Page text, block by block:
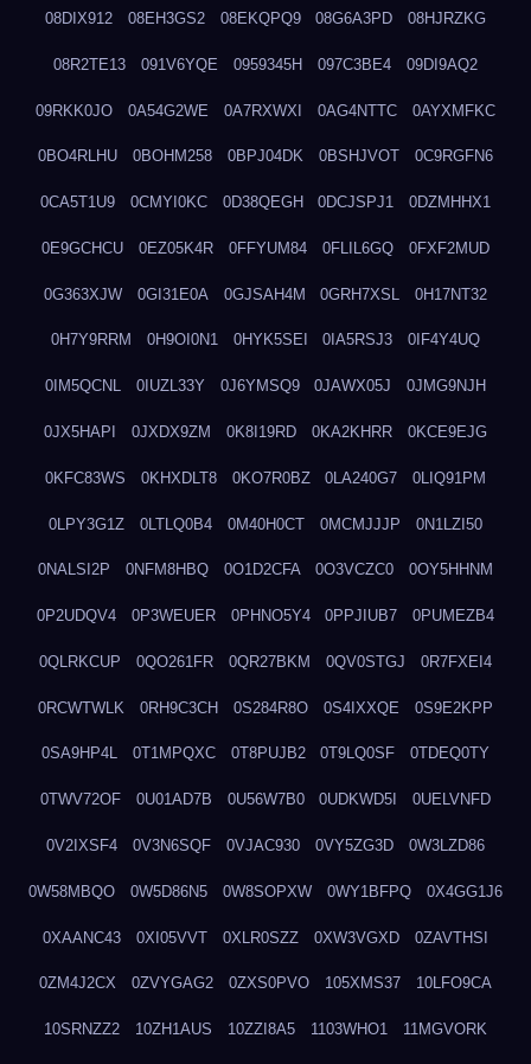
08DIX912 08EH3GS2 08EKQPQ9 08G6A3PD 08HJRZKG
08R2TE13 091V6YQE 0959345H 097C3BE4 09DI9AQ2
09RKK0JO 0A54G2WE 0A7RXWXI 0AG4NTTC 0AYXMFKC
0BO4RLHU 0BOHM258 0BPJ04DK 0BSHJVOT 0C9RGFN6
0CA5T1U9 0CMYI0KC 0D38QEGH 0DCJSPJ1 0DZMHHX1
0E9GCHCU 0EZ05K4R 0FFYUM84 0FLIL6GQ 0FXF2MUD
0G363XJW 0GI31E0A 0GJSAH4M 0GRH7XSL 0H17NT32
0H7Y9RRM 0H9OI0N1 0HYK5SEI 0IA5RSJ3 0IF4Y4UQ
0IM5QCNL 0IUZL33Y 0J6YMSQ9 0JAWX05J 0JMG9NJH
0JX5HAPI 0JXDX9ZM 0K8I19RD 0KA2KHRR 0KCE9EJG
0KFC83WS 0KHXDLT8 0KO7R0BZ 0LA240G7 0LIQ91PM
0LPY3G1Z 0LTLQ0B4 0M40H0CT 0MCMJJJP 0N1LZI50
0NALSI2P 0NFM8HBQ 0O1D2CFA 0O3VCZC0 0OY5HHNM
0P2UDQV4 0P3WEUER 0PHNO5Y4 0PPJIUB7 0PUMEZB4
0QLRKCUP 0QO261FR 0QR27BKM 0QV0STGJ 0R7FXEI4
0RCWTWLK 0RH9C3CH 0S284R8O 0S4IXXQE 0S9E2KPP
0SA9HP4L 0T1MPQXC 0T8PUJB2 0T9LQ0SF 0TDEQ0TY
0TWV72OF 0U01AD7B 0U56W7B0 0UDKWD5I 0UELVNFD
0V2IXSF4 0V3N6SQF 0VJAC930 0VY5ZG3D 0W3LZD86
0W58MBQO 0W5D86N5 0W8SOPXW 0WY1BFPQ 0X4GG1J6
0XAANC43 0XI05VVT 0XLR0SZZ 0XW3VGXD 0ZAVTHSI
0ZM4J2CX 0ZVYGAG2 0ZXS0PVO 105XMS37 10LFO9CA
10SRNZZ2 10ZH1AUS 10ZZI8A5 1103WHO1 11MGVORK